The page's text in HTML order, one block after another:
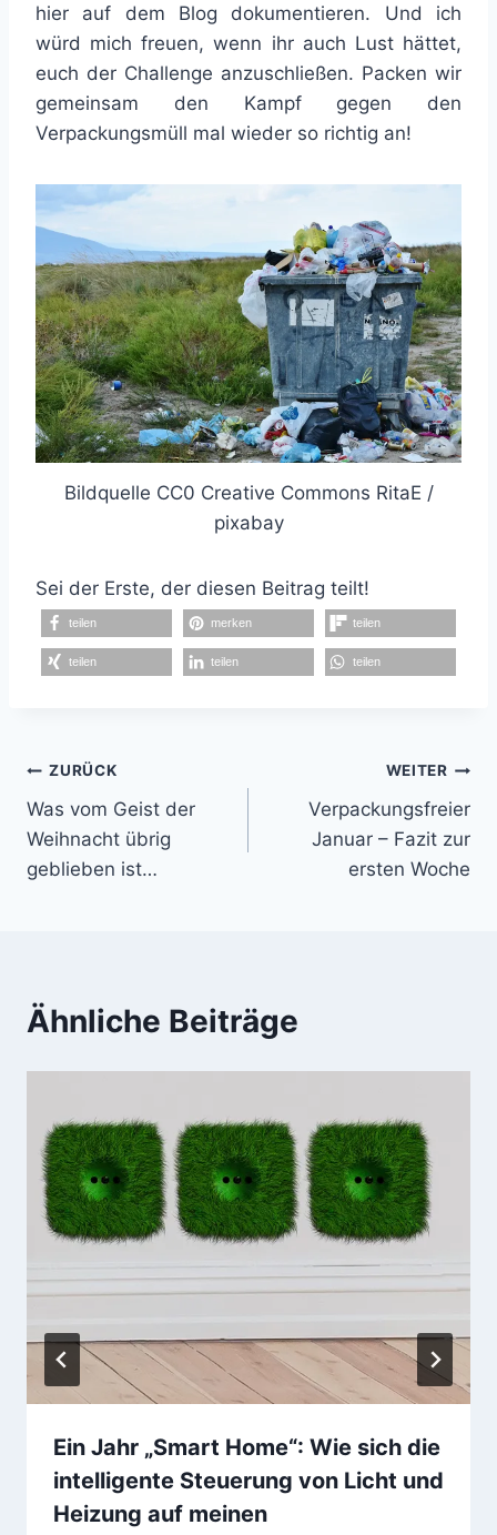
hier auf dem Blog dokumentieren. Und ich
würd mich freuen, wenn ihr auch Lust hättet,
euch der Challenge anzuschließen. Packen wir
gemeinsam den Kampf gegen den
Verpackungsmüll mal wieder so richtig an!
Bildquelle CC0 Creative Commons RitaE /
pixabay
Sei der Erste, der diesen Beitrag teilt!
teilen merken teilen
teilen teilen teilen
Beitragsnavigation
ZURÜCK
Was vom Geist der
Weihnacht übrig
geblieben ist…
WEITER
Verpackungsfreier
Januar – Fazit zur
ersten Woche
Ähnliche Beiträge
Ein Jahr „Smart Home“: Wie sich die
intelligente Steuerung von Licht und
Heizung auf meinen